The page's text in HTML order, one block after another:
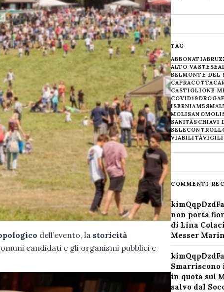
dell’evento, la storicità
candidati e gli organismi pubblici e
TAG
ABBONATI
ALTO VASTESE
BELMONTE DEL
CAPRACOTTA
CASTIGLIONE
COVID19DROGA
ISERNIAM5S
MOLISANO
SANITÀSCHIAVI
VIABILITÀVIGILI
COMMENTI
non porta
di Lina
Messer
in quota sul
salvo dal